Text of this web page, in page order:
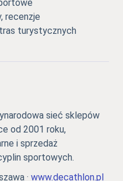
recenzje
turystycznych
sieć sklepów
od 2001 roku,
i sprzedaż
sportowych.
· www.decathlon.pl